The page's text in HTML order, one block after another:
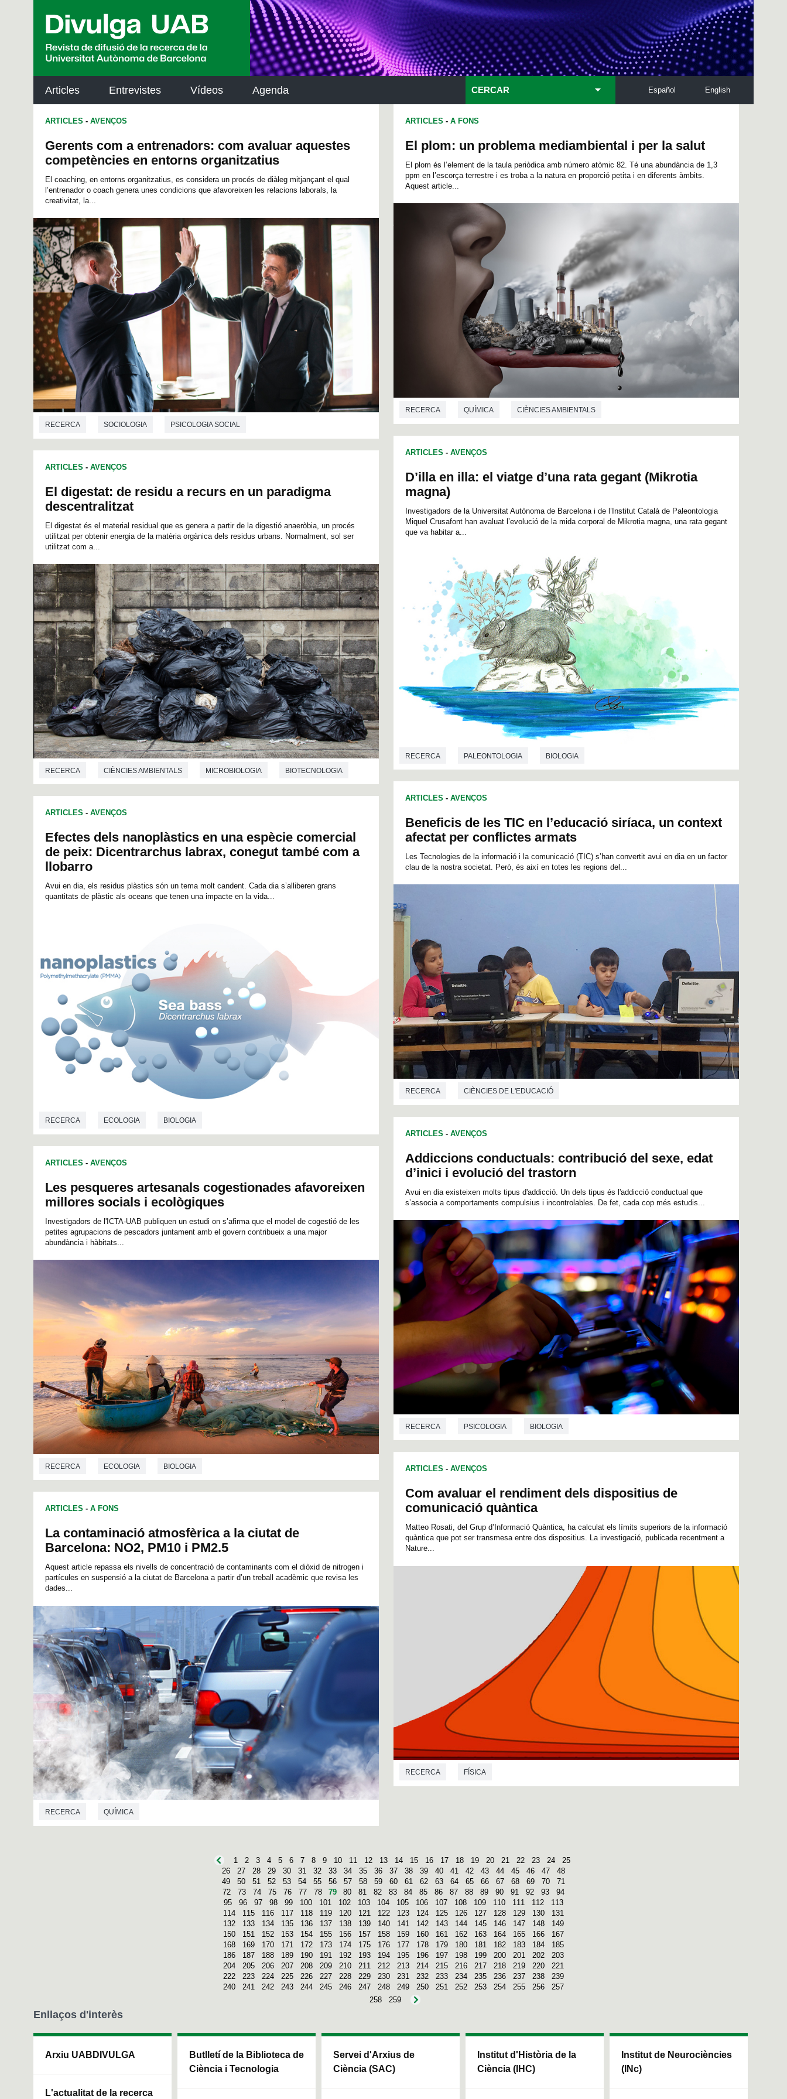
Articles Entrevistes Vídeos Agenda English
Español
CERCAR
ARTICLES - AVENÇOS
Gerents com a entrenadors: com avaluar aquestes
competències en entorns organitzatius
El coaching, en entorns organitzatius, es considera un procés de diàleg mitjançant el qual
l’entrenador o coach genera unes condicions que afavoreixen les relacions laborals, la
creativitat, la...
RECERCA SOCIOLOGIA PSICOLOGIA SOCIAL
ARTICLES - AVENÇOS
El digestat: de residu a recurs en un paradigma
descentralitzat
El digestat és el material residual que es genera a partir de la digestió anaeròbia, un procés
utilitzat per obtenir energia de la matèria orgànica dels residus urbans. Normalment, sol ser
utilitzat com a...
RECERCA CIÈNCIES AMBIENTALS MICROBIOLOGIA BIOTECNOLOGIA
ARTICLES - AVENÇOS
Efectes dels nanoplàstics en una espècie comercial
de peix: Dicentrarchus labrax, conegut també com a
llobarro
Avui en dia, els residus plàstics són un tema molt candent. Cada dia s’alliberen grans
quantitats de plàstic als oceans que tenen una impacte en la vida...
RECERCA ECOLOGIA BIOLOGIA
ARTICLES - AVENÇOS
Les pesqueres artesanals cogestionades afavoreixen
millores socials i ecològiques
Investigadors de l'ICTA-UAB publiquen un estudi on s’afirma que el model de cogestió de les
petites agrupacions de pescadors juntament amb el govern contribueix a una major
abundància i hàbitats...
RECERCA ECOLOGIA BIOLOGIA
ARTICLES - A FONS
La contaminació atmosfèrica a la ciutat de
Barcelona: NO2, PM10 i PM2.5
Aquest article repassa els nivells de concentració de contaminants com el diòxid de nitrogen i
partícules en suspensió a la ciutat de Barcelona a partir d’un treball acadèmic que revisa les
dades...
RECERCA QUÍMICA
ARTICLES - A FONS
El plom: un problema mediambiental i per la salut
El plom és l’element de la taula periòdica amb número atòmic 82. Té una abundància de 1,3
ppm en l’escorça terrestre i es troba a la natura en proporció petita i en diferents àmbits.
Aquest article...
RECERCA QUÍMICA CIÈNCIES AMBIENTALS
ARTICLES - AVENÇOS
D’illa en illa: el viatge d’una rata gegant (Mikrotia
magna)
Investigadors de la Universitat Autònoma de Barcelona i de l’Institut Català de Paleontologia
Miquel Crusafont han avaluat l’evolució de la mida corporal de Mikrotia magna, una rata gegant
que va habitar a...
RECERCA PALEONTOLOGIA BIOLOGIA
ARTICLES - AVENÇOS
Beneficis de les TIC en l’educació siríaca, un context
afectat per conflictes armats
Les Tecnologies de la informació i la comunicació (TIC) s’han convertit avui en dia en un factor
clau de la nostra societat. Però, és així en totes les regions del...
RECERCA CIÈNCIES DE L'EDUCACIÓ
ARTICLES - AVENÇOS
Addiccions conductuals: contribució del sexe, edat
d’inici i evolució del trastorn
Avui en dia existeixen molts tipus d'addicció. Un dels tipus és l'addicció conductual que
s’associa a comportaments compulsius i incontrolables. De fet, cada cop més estudis...
RECERCA PSICOLOGIA BIOLOGIA
ARTICLES - AVENÇOS
Com avaluar el rendiment dels dispositius de
comunicació quàntica
Matteo Rosati, del Grup d’Informació Quàntica, ha calculat els límits superiors de la informació
quàntica que pot ser transmesa entre dos dispositius. La investigació, publicada recentment a
Nature...
RECERCA FÍSICA
1 2 3 4 5 6 7 8 9 10 11 12 13 14 15 16 17 18 19 20 21 22 23 24
25
26
27 28 29 30 31 32 33 34 35 36 37 38 39 40 41 42 43 44 45 46 47
48
49
50 51 52 53 54 55 56 57 58 59 60 61 62 63 64 65 66 67 68 69 70
71
72
73 74 75 76 77 78 79 80 81 82 83 84 85 86 87 88 89 90 91 92 93
94
95
96 97 98 99 100 101 102 103 104 105 106 107 108 109 110 111 112
113
114
115 116 117 118 119 120 121 122 123 124 125 126 127 128 129 130
131
132
133 134 135 136 137 138 139 140 141 142 143 144 145 146 147 148
149
150
151 152 153 154 155 156 157 158 159 160 161 162 163 164 165 166
167
168
169 170 171 172 173 174 175 176 177 178 179 180 181 182 183 184
185
186
187 188 189 190 191 192 193 194 195 196 197 198 199 200 201 202
203
204
205 206 207 208 209 210 211 212 213 214 215 216 217 218 219 220
221
222
223 224 225 226 227 228 229 230 231 232 233 234 235 236 237 238
239
240
241 242 243 244 245 246 247 248 249 250 251 252 253 254 255 256
257
258
259
Enllaços d'interès
Arxiu UABDIVULGA
L'actualitat de la recerca
Butlletí de la Biblioteca de
Ciència i Tecnologia
Servei d'Arxius de
Ciència (SAC)
Institut d'Història de la
Ciència (IHC)
Institut de Neurociències
(INc)